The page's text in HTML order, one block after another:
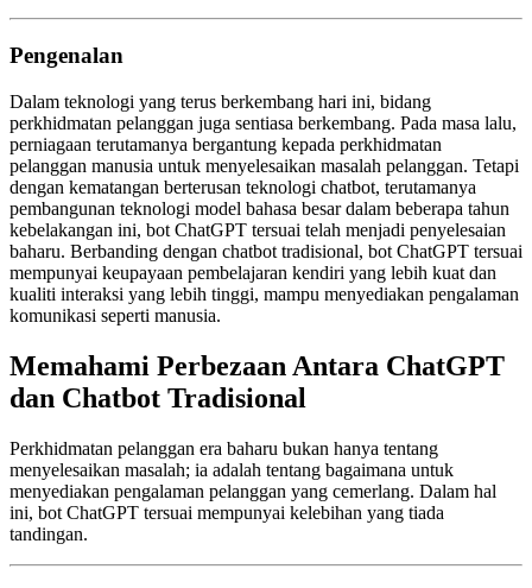
Pengenalan
Dalam teknologi yang terus berkembang hari ini, bidang
perkhidmatan pelanggan juga sentiasa berkembang. Pada masa lalu,
perniagaan terutamanya bergantung kepada perkhidmatan
pelanggan manusia untuk menyelesaikan masalah pelanggan. Tetapi
dengan kematangan berterusan teknologi chatbot, terutamanya
pembangunan teknologi model bahasa besar dalam beberapa tahun
kebelakangan ini, bot ChatGPT tersuai telah menjadi penyelesaian
baharu. Berbanding dengan chatbot tradisional, bot ChatGPT tersuai
mempunyai keupayaan pembelajaran kendiri yang lebih kuat dan
kualiti interaksi yang lebih tinggi, mampu menyediakan pengalaman
komunikasi seperti manusia.
Memahami Perbezaan Antara ChatGPT
dan Chatbot Tradisional
Perkhidmatan pelanggan era baharu bukan hanya tentang
menyelesaikan masalah; ia adalah tentang bagaimana untuk
menyediakan pengalaman pelanggan yang cemerlang. Dalam hal
ini, bot ChatGPT tersuai mempunyai kelebihan yang tiada
tandingan.